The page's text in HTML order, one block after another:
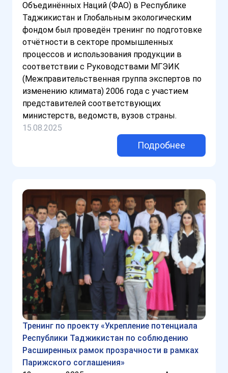
Объединённых Наций (ФАО) в Республике
Таджикистан и Глобальным экологическим
фондом был проведён тренинг по подготовке
отчётности в секторе промышленных
процессов и использования продукции в
соответствии с Руководствами МГЭИК
(Межправительственная группа экспертов по
изменению климата) 2006 года с участием
представителей соответствующих
министерств, ведомств, вузов страны.
15.08.2025
Подробнее
Тренинг по проекту «Укрепление потенциала
Республики Таджикистан по соблюдению
Расширенных рамок прозрачности в рамках
Парижского соглашения»